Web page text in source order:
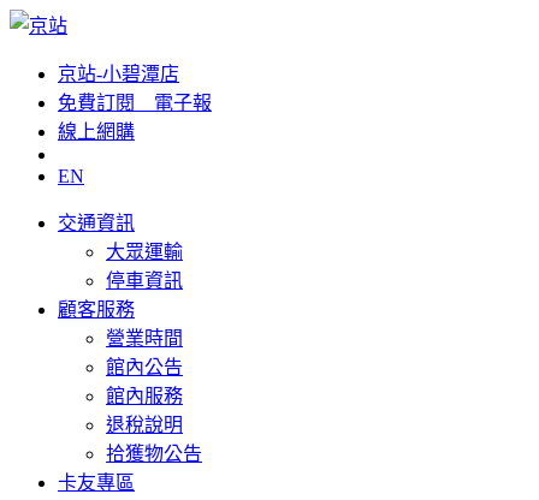
京站-小碧潭店
免費訂閱__電子報
線上網購
EN
交通資訊
大眾運輸
停車資訊
顧客服務
營業時間
館內公告
館內服務
退稅說明
拾獲物公告
卡友專區